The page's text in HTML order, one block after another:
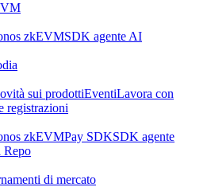
zkEVMSDK agente AI
sui prodottiEventiLavora con
registrazioni
zkEVMPay SDKSDK agente
Repo
di mercato